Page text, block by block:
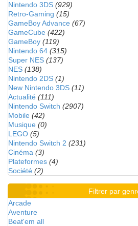
Nintendo 3DS (929)
Retro-Gaming (15)
GameBoy Advance (67)
GameCube (422)
GameBoy (119)
Nintendo 64 (315)
Super NES (137)
NES (138)
Nintendo 2DS (1)
New Nintendo 3DS (11)
Actualité (111)
Nintendo Switch (2907)
Mobile (42)
Musique (0)
LEGO (5)
Nintendo Switch 2 (231)
Cinéma (3)
Plateformes (4)
Société (2)
Filtrer par
Arcade
Aventure
Beat'em all